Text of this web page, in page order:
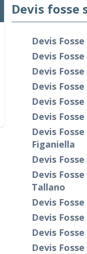
Devis fosse
Devis
Devis
Devis
Devis
Devis
Devis
Devis
Figaniella
Devis
Devis
Tallano
Devis
Devis
Devis
Devis